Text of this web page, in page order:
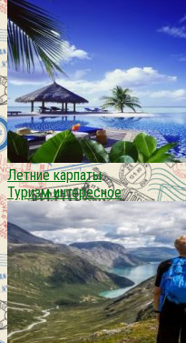
Летние карпаты
Туризм интересное